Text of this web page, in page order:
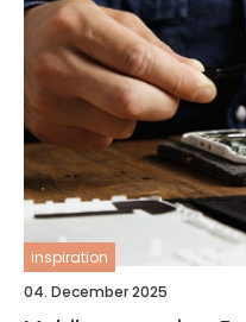
inspiration
04. December 2025